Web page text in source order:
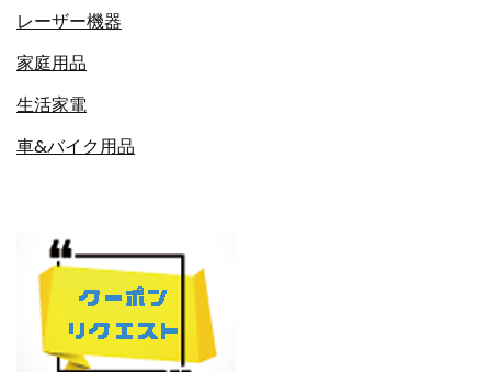
レーザー機器
家庭用品
生活家電
車&バイク用品